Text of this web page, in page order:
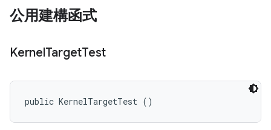
公用建構函式
KernelTargetTest
public KernelTargetTest ()